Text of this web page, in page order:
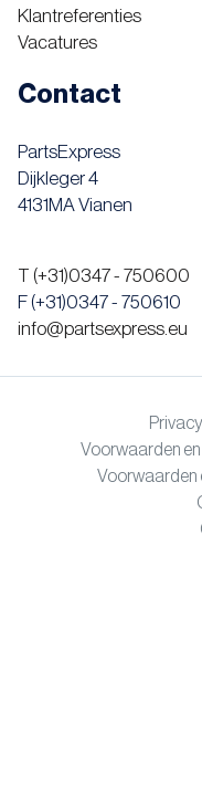
Klantreferenties
Vacatures
Contact
PartsExpress
Dijkleger 4
4131MA Vianen
T (+31)0347 - 750600
F (+31)0347 - 750610
info@partsexpress.eu
Voorwaarden
Voorwaarden